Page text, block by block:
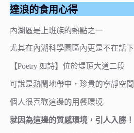
達浪的食用心得
內湖區是上班族的熱點之一
尤其在內湖科學園區內更是不在話下
【Poetry 如詩】位於堤頂大道二段
可說是熱鬧地帶中，珍貴的寧靜空間
個人很喜歡這邊的用餐環境
就因為這邊的質感環境，引人入勝！